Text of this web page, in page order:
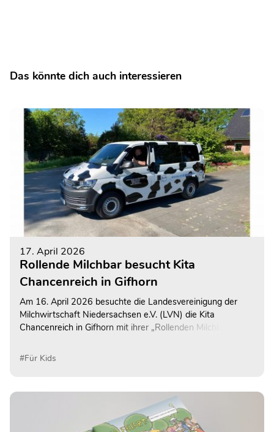
Das könnte dich auch interessieren
17. April 2026
Rollende Milchbar besucht Kita
Chancenreich in Gifhorn
Am 16. April 2026 besuchte die Landesvereinigung der
Milchwirtschaft Niedersachsen e.V. (LVN) die Kita
Chancenreich in Gifhorn mit ihrer „Rollenden Milchbar“.
#Für Kids